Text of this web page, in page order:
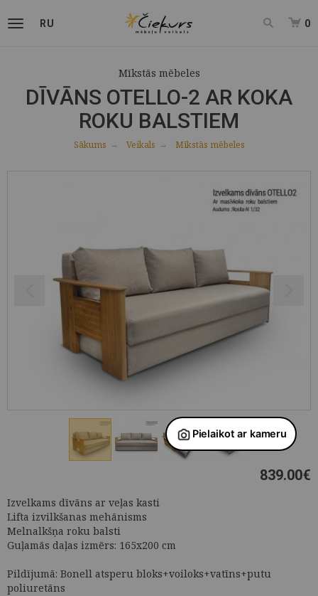
RU 0
Mīkstās mēbeles
DĪVĀNS OTELLO-2 AR KOKA
ROKU BALSTIEM
Sākums Veikals Mīkstās mēbeles
839.00€
Izvelkams dīvāns ar veļas kasti
Lifta izvilkšanas mehānisms
Melnalkšņa roku balsti
Guļamās daļas izmērs: 165x200 cm
Pildījumā: Bonell atsperu bloks+voiloks+vatīns+putu
poliuretāns